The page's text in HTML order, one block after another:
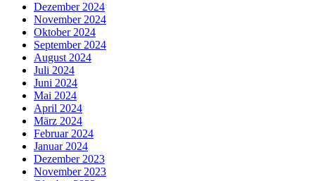
Dezember 2024
November 2024
Oktober 2024
September 2024
August 2024
Juli 2024
Juni 2024
Mai 2024
April 2024
März 2024
Februar 2024
Januar 2024
Dezember 2023
November 2023